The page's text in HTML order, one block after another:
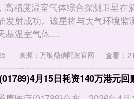
高精度温室气体综合探测卫星在
发射成功。该星将与大气环境监
基温室气体....
来源：万银鼎信配资官网 查看：
月15日耗资140万港元回